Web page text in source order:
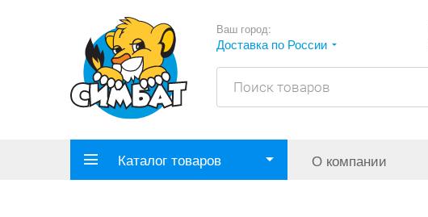
Ваш город:
Доставка по России
Каталог товаров О компании